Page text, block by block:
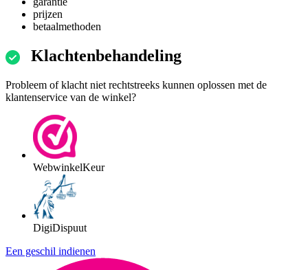
prijzen
betaalmethoden
Klachtenbehandeling
Probleem of klacht niet rechtstreeks kunnen oplossen met de
klantenservice van de winkel?
WebwinkelKeur
DigiDispuut
Een geschil indienen